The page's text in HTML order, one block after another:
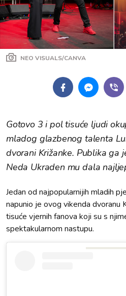
NEO VISUALS/CANVA
Gotovo 3 i pol tisuće ljudi
mladog glazbenog talenta
dvorani Križanke. Publika ga
Neda Ukraden mu dala
Jedan od najpopularnijih mladih
napunio je ovog vikenda dvoranu
tisuće vjernih fanova koji su s
spektakularnom nastupu.